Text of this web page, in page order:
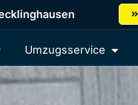
Umzugsservice